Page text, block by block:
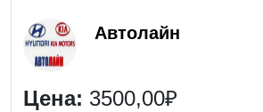
Автолайн
Цена: 3500,00₽